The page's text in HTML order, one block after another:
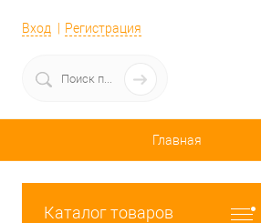
Вход Регистрация
Главная
Каталог товаров